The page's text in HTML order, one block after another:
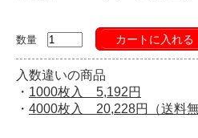
数量 カートに入れる
入数違いの商品
・ 1000枚入 5,192円
・ 4000枚入 20,228円（送料無